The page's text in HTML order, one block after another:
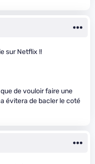
sur Netflix !!
de vouloir faire une
évitera de bacler le coté